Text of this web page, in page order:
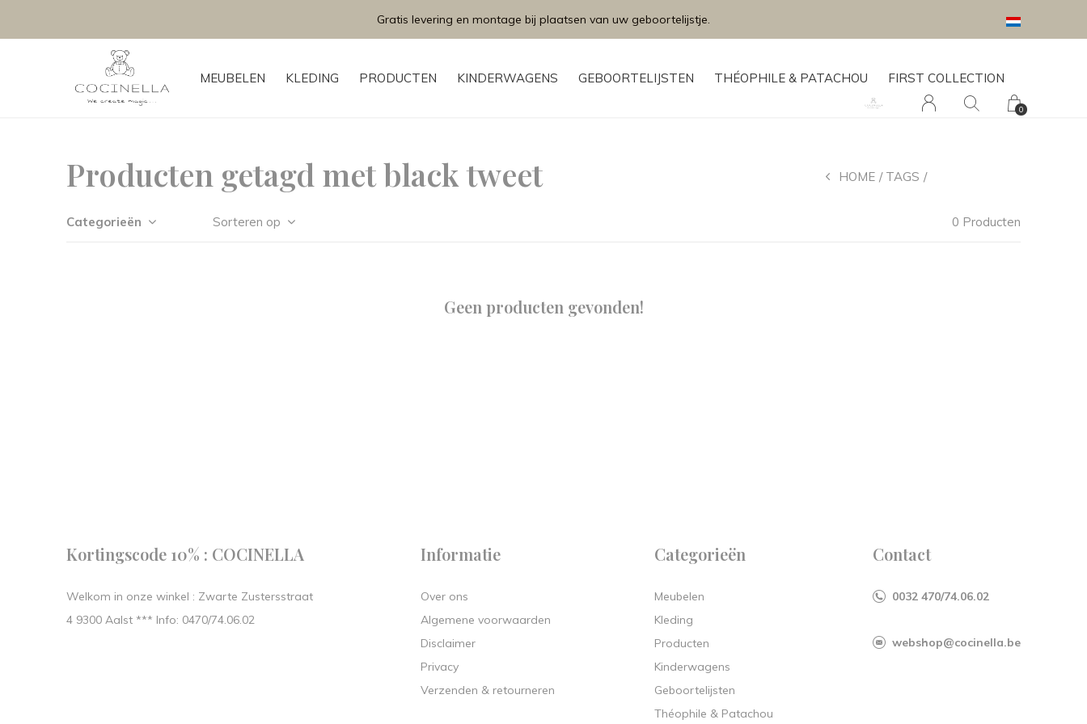
MEUBELEN KLEDING PRODUCTEN KINDERWAGENS GEBOORTELIJSTEN THÉOPHILE & PATACHOU FIRST COLLECTION
0
Gratis levering en montage bij plaatsen van uw geboortelijstje.
Producten getagd met black tweet HOME TAGS
Categorieën Sorteren op 0 Producten
Geen producten gevonden!
Kortingscode 10% : COCINELLA
Welkom in onze winkel : Zwarte Zustersstraat
4 9300 Aalst *** Info: 0470/74.06.02
Informatie
Over ons
Algemene voorwaarden
Disclaimer
Privacy
Verzenden & retourneren
Categorieën
Meubelen
Kleding
Producten
Kinderwagens
Geboortelijsten
Théophile & Patachou
Contact
0032 470/74.06.02
webshop@cocinella.be